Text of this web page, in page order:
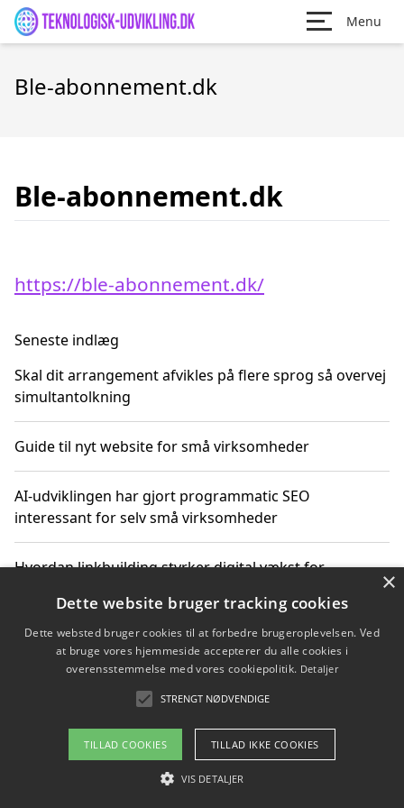
Menu
Ble-abonnement.dk
Ble-abonnement.dk
https://ble-abonnement.dk/
Seneste indlæg
Skal dit arrangement afvikles på flere sprog så overvej
simultantolkning
Guide til nyt website for små virksomheder
AI-udviklingen har gjort programmatic SEO
interessant for selv små virksomheder
Hvordan linkbuilding styrker digital vækst for
Sådan har udviklingen inden for genbrug af elektronik
ændret sig
Copyright 2026 - Pilanto Aps
Om / kontakt
×
Dette website bruger tracking cookies
Dette websted bruger cookies til at forbedre brugeroplevelsen. Ved
at bruge vores hjemmeside accepterer du alle cookies i
overensstemmelse med vores cookiepolitik. Detaljer
STRENGT NØDVENDIGE
TILLAD COOKIES TILLAD IKKE COOKIES
VIS DETALJER